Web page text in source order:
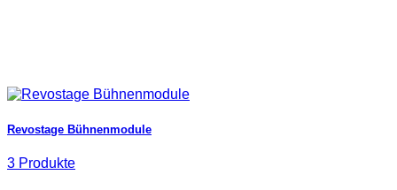
Revostage Bühnenmodule
3 Produkte